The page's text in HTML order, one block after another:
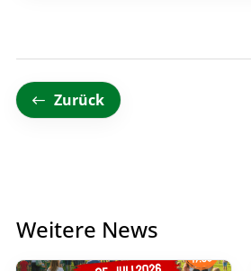
Zurück
Weitere News